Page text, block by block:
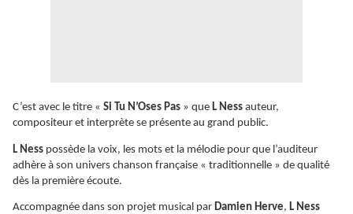
C’est avec le titre « Si Tu N’Oses Pas » que L Ness auteur,
compositeur et interprète se présente au grand public.
L Ness possède la voix, les mots et la mélodie pour que l’auditeur
adhère à son univers chanson française « traditionnelle » de qualité
dès la première écoute.
Accompagnée dans son projet musical par Damien Herve, L Ness